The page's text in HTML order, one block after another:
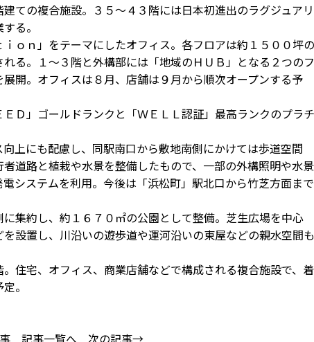
の複合施設。３５～４３階には日本初進出のラグジュアリ
る。
ｏｎ」をテーマにしたオフィス。各フロアは約１５００坪の
る。１～３階と外構部には「地域のＨＵＢ」となる２つのフ
開。オフィスは８月、店舗は９月から順次オープンする予
Ｄ」ゴールドランクと「ＷＥＬＬ認証」最高ランクのプラチ
上にも配慮し、同駅南口から敷地南側にかけては歩道空間
道路と植栽や水景を整備したもので、一部の外構照明や水景
システムを利用。今後は「浜松町」駅北口から竹芝方面まで
集約し、約１６７０㎡の公園として整備。芝生広場を中心
設置し、川沿いの遊歩道や運河沿いの東屋などの親水空間も
住宅、オフィス、商業店舗などで構成される複合施設で、着
。
記事一覧へ 次の記事→